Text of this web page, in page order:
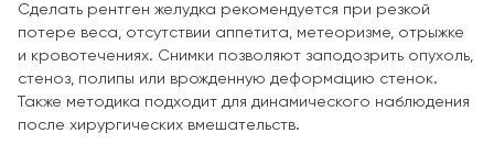
Сделать рентген желудка рекомендуется при резкой
потере веса, отсутствии аппетита, метеоризме, отрыжке
и кровотечениях. Снимки позволяют заподозрить опухоль,
стеноз, полипы или врожденную деформацию стенок.
Также методика подходит для динамического наблюдения
после хирургических вмешательств.